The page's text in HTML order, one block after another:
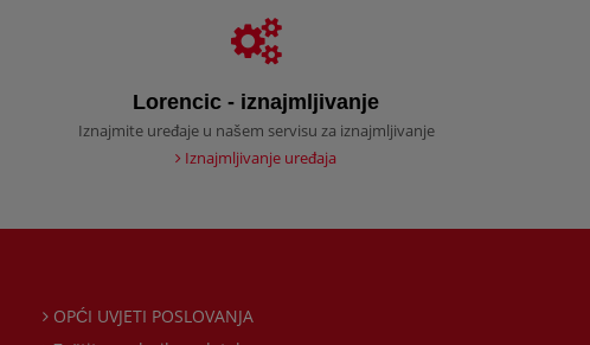
Lorencic - iznajmljivanje
Iznajmite uređaje u našem servisu za iznajmljivanje
Iznajmljivanje uređaja
OPĆI UVJETI POSLOVANJA